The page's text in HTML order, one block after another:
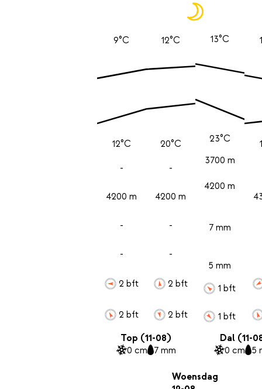
9°C
12°C
-
4200 m
-
-
2 bft
2 bft
12°C
20°C
-
4200 m
-
-
2 bft
2 bft
13°C
23°C
3700 m
4200 m
7 mm
5 mm
1 bft
1 bft
Top (11-08)
0 cm 7 mm
Dal (11-
0 cm 5
Woensdag